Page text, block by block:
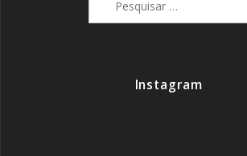
Instagram